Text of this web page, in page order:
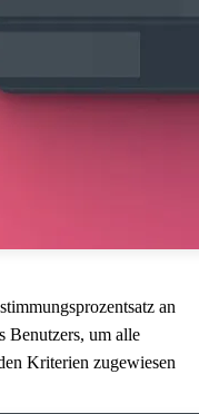
an
Benutzers, um alle
Kriterien zugewiesen